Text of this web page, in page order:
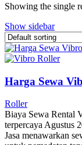
Showing the single
Show sidebar
Harga Sewa
Roller
Biaya Sewa Rental
terpercaya Agustus
Jasa menawarkan